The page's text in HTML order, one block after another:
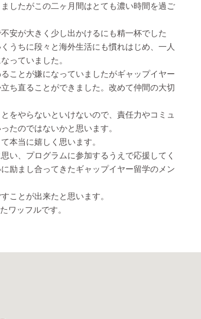
したがこの二ヶ月間はとても濃い時間を過ご
安が大きく少し出かけるにも精一杯でした
うちに段々と海外生活にも慣れはじめ、一人
っていました。
ことが嫌になっていましたがギャップイヤー
ち直ることができました。改めて仲間の大切
をやらないといけないので、責任力やコミュ
たのではないかと思います。
本当に嬉しく思います。
い、プログラムに参加するうえで応援してく
励まし合ってきたギャップイヤー留学のメン
ことが出来たと思います。
ワッフルです。